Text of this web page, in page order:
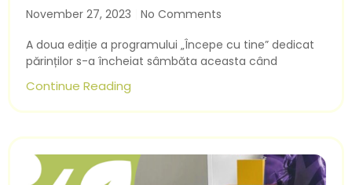
November 27, 2023
No Comments
A doua ediție a programului „Începe cu tine” dedicat
părinților s-a încheiat sâmbăta aceasta când
Continue Reading